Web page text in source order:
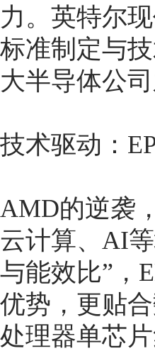
力。英特尔
标准制定与
大半导体公司
技术驱动：
AMD的逆袭
云计算、AI
与能效比”，
优势，更贴
处理器单芯